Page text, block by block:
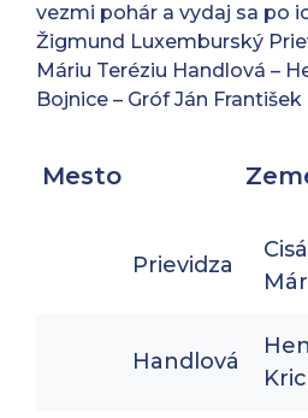
vezmi pohár a vydaj sa po
Žigmund Luxemburský
Máriu Teréziu Handlová –
Bojnice – Gróf Ján
Mesto
Prievidza
Handlová